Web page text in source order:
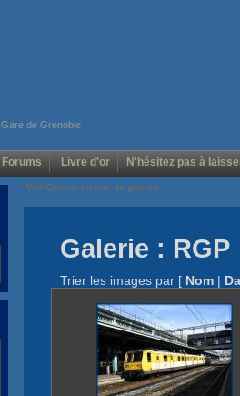
Gare de Grenoble
Forums Livre d'or N'hésitez pas à
Voir/Cacher menus de gauche
Galerie : RGP
Trier les images par [ Nom |